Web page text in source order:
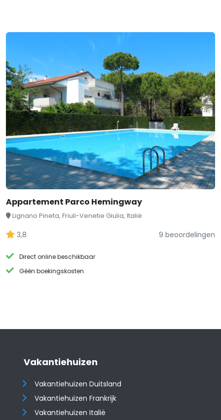
Appartement Parco Hemingway
Lignano Pineta, Friuli-Venetie Giulia, Italië
3,8 9 beoordelingen
Direct online beschikbaar
Géén boekingskosten
Vakantiehuizen
Vakantiehuizen Duitsland
Vakantiehuizen Frankrijk
Vakantiehuizen Italië